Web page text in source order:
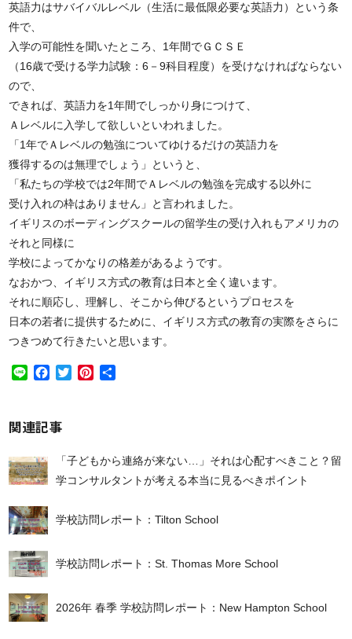
英語力はサバイバルレベル（生活に最低限必要な英語力）という条
件で、
入学の可能性を聞いたところ、1年間でＧＣＳＥ
（16歳で受ける学力試験：6－9科目程度）を受けなければならない
ので、
できれば、英語力を1年間でしっかり身につけて、
Ａレベルに入学して欲しいといわれました。
「1年でＡレベルの勉強についてゆけるだけの英語力を
獲得するのは無理でしょう」というと、
「私たちの学校では2年間でＡレベルの勉強を完成する以外に
受け入れの枠はありません」と言われました。
イギリスのボーディングスクールの留学生の受け入れもアメリカの
それと同様に
学校によってかなりの格差があるようです。
なおかつ、イギリス方式の教育は日本と全く違います。
それに順応し、理解し、そこから伸びるというプロセスを
日本の若者に提供するために、イギリス方式の教育の実際をさらに
つきつめて行きたいと思います。
Line Facebook
TwitterPinterest
関連記事
「子どもから連絡が来ない…」それは心配すべきこと？留
学コンサルタントが考える本当に見るべきポイント
学校訪問レポート：Tilton School
学校訪問レポート：St. Thomas More School
2026年 春季 学校訪問レポート：New Hampton School